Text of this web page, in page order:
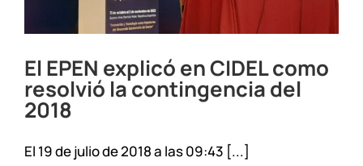
El EPEN explicó en CIDEL como
resolvió la contingencia del
2018
El 19 de julio de 2018 a las 09:43 [...]